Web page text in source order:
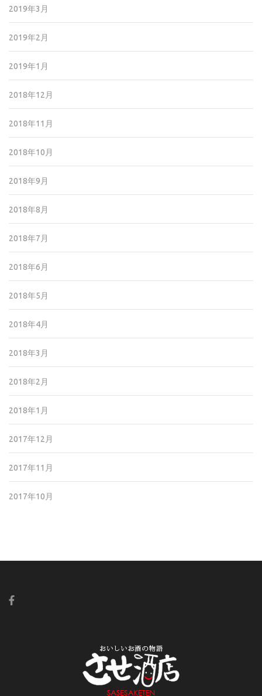
2019年3月
2019年2月
2019年1月
2018年12月
2018年11月
2018年10月
2018年9月
2018年8月
2018年7月
2018年6月
2018年5月
2018年4月
2018年3月
2018年2月
2018年1月
2017年12月
2017年11月
2017年10月